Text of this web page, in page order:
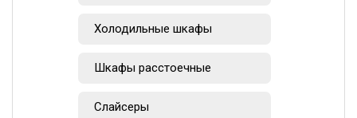
Холодильные шкафы
Шкафы расстоечные
Слайсеры